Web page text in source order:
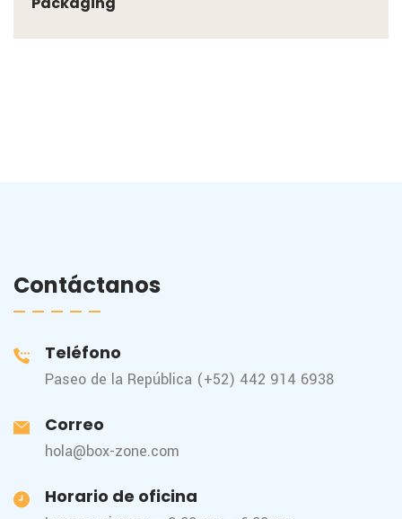
Contáctanos
Teléfono
Paseo de la República (+52) 442 914 6938
Correo
hola@box-zone.com
Horario de oficina